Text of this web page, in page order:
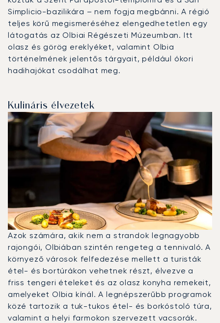
Simplicio-bazilikára – nem fogja megbánni. A régió
teljes körű megismeréséhez elengedhetetlen egy
látogatás az Olbiai Régészeti Múzeumban. Itt
olasz és görög ereklyéket, valamint Olbia
történelmének jelentős tárgyait, például ókori
hadihajókat csodálhat meg.
Kulináris élvezetek
Azok számára, akik nem a strandok legnagyobb
rajongói, Olbiában szintén rengeteg a tennivaló. A
környező városok felfedezése mellett a turisták
étel- és bortúrákon vehetnek részt, élvezve a
friss tengeri ételeket és az olasz konyha remekeit,
amelyeket Olbia kínál. A legnépszerűbb programok
közé tartozik a tuk-tukos étel- és borkóstoló túra,
valamint a helyi farmokon szervezett vacsorák.